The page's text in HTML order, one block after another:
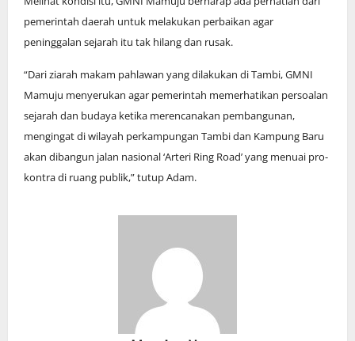
pemerintah daerah untuk melakukan perbaikan agar
peninggalan sejarah itu tak hilang dan rusak.
“Dari ziarah makam pahlawan yang dilakukan di Tambi, GMNI
Mamuju menyerukan agar pemerintah memerhatikan persoalan
sejarah dan budaya ketika merencanakan pembangunan,
mengingat di wilayah perkampungan Tambi dan Kampung Baru
akan dibangun jalan nasional ‘Arteri Ring Road’ yang menuai pro-
kontra di ruang publik,” tutup Adam.